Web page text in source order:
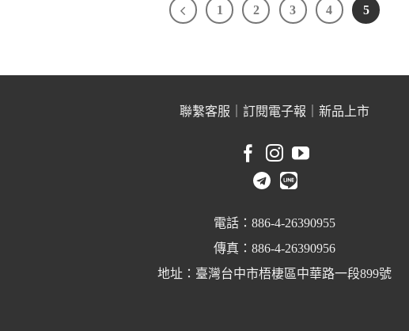
1 2 3 4 5
聯繫客服 訂閱電子報 新品上市
電話：886-4-26390955
傳真：886-4-26390956
地址：臺灣台中市梧棲區中華路一段899號